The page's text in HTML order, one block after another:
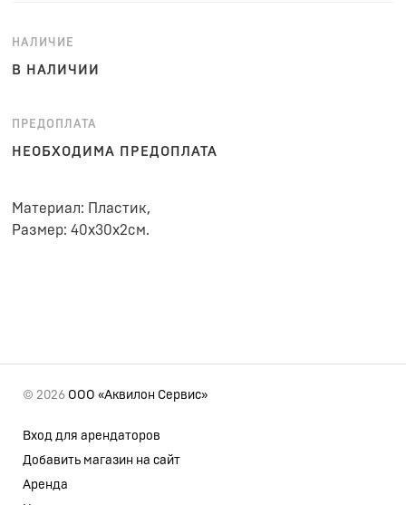
НАЛИЧИЕ
В НАЛИЧИИ
ПРЕДОПЛАТА
НЕОБХОДИМА ПРЕДОПЛАТА
Материал: Пластик,
Размер: 40x30х2см.
© 2026 ООО «Аквилон Сервис»
Вход для арендаторов
Добавить магазин на сайт
Аренда